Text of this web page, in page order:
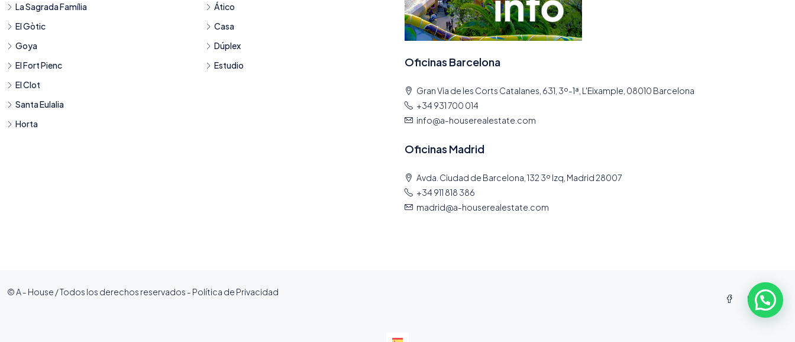
La Sagrada Família
El Gòtic
Goya
El Fort Pienc
El Clot
Santa Eulalia
Horta
Ático
Casa
Dúplex
Estudio
Oficinas Barcelona
Gran Via de les Corts Catalanes, 631, 3º-1ª, L'Eixample, 08010 Barcelona
+34 931 700 014
info@a-houserealestate.com
Oficinas Madrid
Avda. Ciudad de Barcelona, 132 3º Izq, Madrid 28007
+34 911 818 386
madrid@a-houserealestate.com
© A - House / Todos los derechos reservados - Política de Privacidad